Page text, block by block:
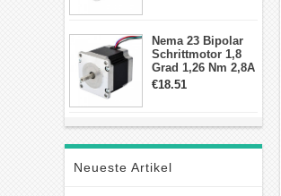
Nema 23 Bipolar
Schrittmotor 1,8
Grad 1,26 Nm 2,8A
2,5V 4 Drähte
€18.51
Neueste Artikel